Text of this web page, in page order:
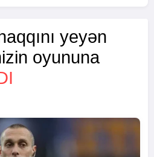
yeyən
oyununa